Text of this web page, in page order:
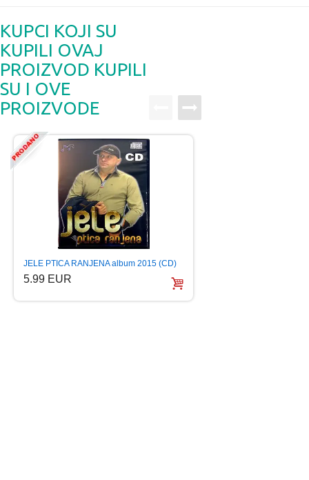
KUPCI KOJI SU
KUPILI OVAJ
PROIZVOD KUPILI
SU I OVE
PROIZVODE
JELE PTICA RANJENA album 2015 (CD)
5.99 EUR